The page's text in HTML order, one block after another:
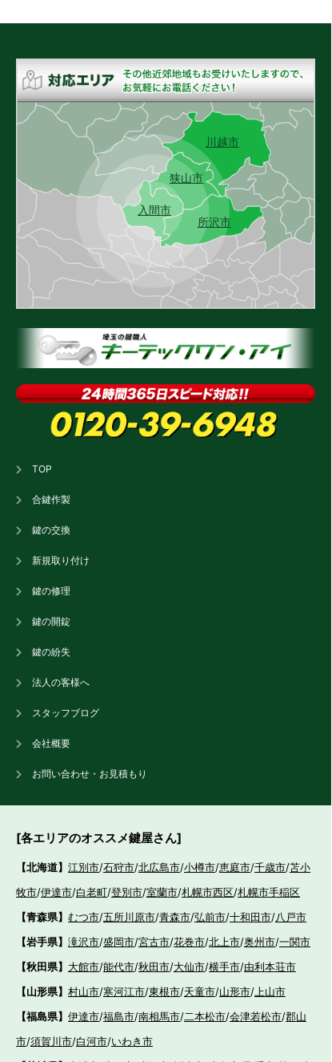
入間市
狭山市
所沢市
川越市
TOP
合鍵作製
鍵の交換
新規取り付け
鍵の修理
鍵の開錠
鍵の紛失
法人の客様へ
スタッフブログ
会社概要
お問い合わせ・お見積もり
[各エリアのオススメ鍵屋さん]
【北海道】 江別市/石狩市/北広島市/小樽市/恵庭市/千歳市/苫小
牧市/伊達市/白老町/登別市/室蘭市/札幌市西区/札幌市手稲区
【青森県】 むつ市/五所川原市/青森市/弘前市/十和田市/八戸市
【岩手県】 滝沢市/盛岡市/宮古市/花巻市/北上市/奥州市/一関市
【秋田県】 大館市/能代市/秋田市/大仙市/横手市/由利本荘市
【山形県】 村山市/寒河江市/東根市/天童市/山形市/ 上山市
【福島県】 伊達市/福島市/南相馬市/二本松市/会津若松市/郡山
市/須賀川市/白河市/いわき市